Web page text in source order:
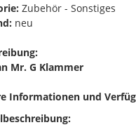
Zubehör - Sonstiges
neu
Mr. G Klammer
Informationen und